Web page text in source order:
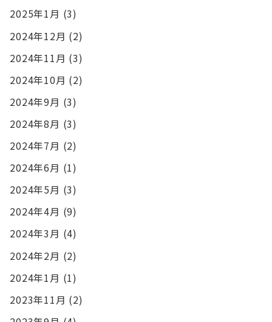
2025年1月 (3)
2024年12月 (2)
2024年11月 (3)
2024年10月 (2)
2024年9月 (3)
2024年8月 (3)
2024年7月 (2)
2024年6月 (1)
2024年5月 (3)
2024年4月 (9)
2024年3月 (4)
2024年2月 (2)
2024年1月 (1)
2023年11月 (2)